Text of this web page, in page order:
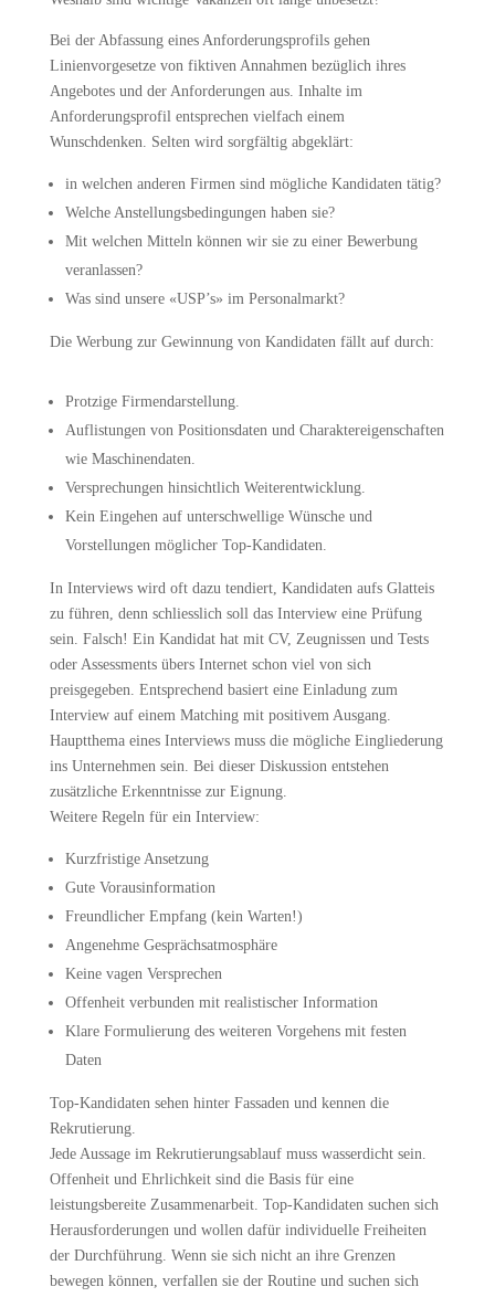
Bei der Abfassung eines Anforderungsprofils gehen
Linienvorgesetze von fiktiven Annahmen bezüglich ihres
Angebotes und der Anforderungen aus. Inhalte im
Anforderungsprofil entsprechen vielfach einem
Wunschdenken. Selten wird sorgfältig abgeklärt:
in welchen anderen Firmen sind mögliche Kandidaten tätig?
Welche Anstellungsbedingungen haben sie?
Mit welchen Mitteln können wir sie zu einer Bewerbung
veranlassen?
Was sind unsere «USP’s» im Personalmarkt?
Die Werbung zur Gewinnung von Kandidaten fällt auf durch:
Protzige Firmendarstellung.
Auflistungen von Positionsdaten und Charaktereigenschaften
wie Maschinendaten.
Versprechungen hinsichtlich Weiterentwicklung.
Kein Eingehen auf unterschwellige Wünsche und
Vorstellungen möglicher Top-Kandidaten.
In Interviews wird oft dazu tendiert, Kandidaten aufs Glatteis
zu führen, denn schliesslich soll das Interview eine Prüfung
sein. Falsch! Ein Kandidat hat mit CV, Zeugnissen und Tests
oder Assessments übers Internet schon viel von sich
preisgegeben. Entsprechend basiert eine Einladung zum
Interview auf einem Matching mit positivem Ausgang.
Hauptthema eines Interviews muss die mögliche Eingliederung
ins Unternehmen sein. Bei dieser Diskussion entstehen
zusätzliche Erkenntnisse zur Eignung.
Weitere Regeln für ein Interview:
Kurzfristige Ansetzung
Gute Vorausinformation
Freundlicher Empfang (kein Warten!)
Angenehme Gesprächsatmosphäre
Keine vagen Versprechen
Offenheit verbunden mit realistischer Information
Klare Formulierung des weiteren Vorgehens mit festen
Daten
Top-Kandidaten sehen hinter Fassaden und kennen die
Rekrutierung.
Jede Aussage im Rekrutierungsablauf muss wasserdicht sein.
Offenheit und Ehrlichkeit sind die Basis für eine
leistungsbereite Zusammenarbeit. Top-Kandidaten suchen sich
Herausforderungen und wollen dafür individuelle Freiheiten
der Durchführung. Wenn sie sich nicht an ihre Grenzen
bewegen können, verfallen sie der Routine und suchen sich